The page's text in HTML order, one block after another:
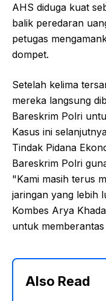
AHS diduga kuat
balik peredaran
petugas
dompet.
Setelah kelima
mereka langsung
Bareskrim Polri
Kasus ini
Tindak Pidana
Bareskrim Polri
"Kami masih terus
jaringan yang lebih
Kombes Arya
untuk
Also Read